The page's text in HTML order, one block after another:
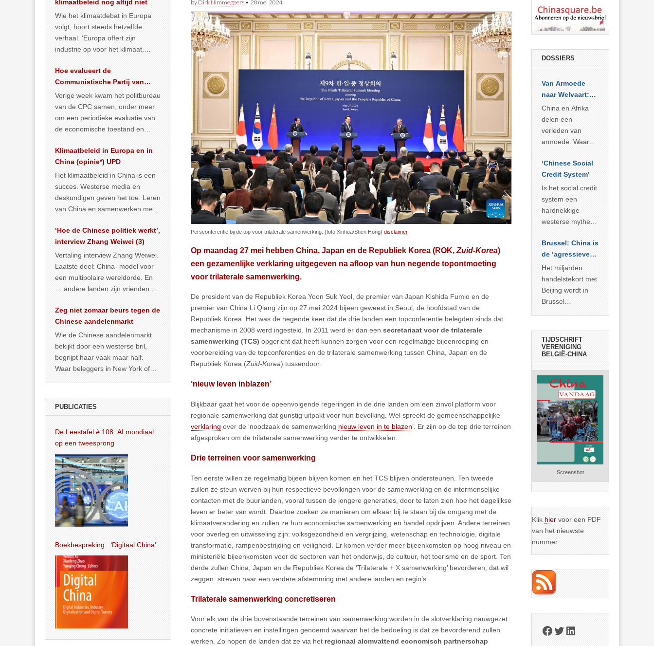
by Dirk Nimmegeers • 28 mei 2024
Persconferentie bij de top voor trilaterale samenwerking. (foto Xinhua/Shen Hong) disclaimer
Op maandag 27 mei hebben China, Japan en de Republiek Korea (ROK, Zuid-Korea)
een gezamenlijke verklaring uitgegeven na afloop van hun negende topontmoeting
voor trilaterale samenwerking.
De president van de Republiek Korea Yoon Suk Yeol, de premier van Japan Kishida Fumio en de
premier van China Li Qiang zijn op 27 mei 2024 bijeen geweest in Seoul, de hoofdstad van de
Republiek Korea. Het was de negende keer dat de drie landen een topconferentie belegden sinds dat
mechanisme in 2008 werd ingesteld. In 2011 werd er dan een secretariaat voor de trilaterale
samenwerking (TCS) opgericht dat heeft kunnen zorgen voor een regelmatige bijeenroeping en
voorbereiding van de topconferenties en de trilaterale samenwerking tussen China, Japan en de
Republiek Korea (Zuid-Korea) tussendoor.
‘nieuw leven inblazen’
Blijkbaar gaat het voor de opeenvolgende regeringen in de drie landen om een zinvol platform voor
regionale samenwerking dat gunstig uitpakt voor hun bevolking. Wel spreekt de gemeenschappelijke
verklaring over de ‘noodzaak de samenwerking nieuw leven in te blazen’. Er zijn op de top drie terreinen
afgesproken om de trilaterale samenwerking verder te ontwikkelen.
Drie terreinen voor samenwerking
Ten eerste willen ze regelmatig bijeen blijven komen en het TCS blijven ondersteunen. Ten tweede
zullen ze steun werven bij hun respectieve bevolkingen voor de samenwerking en de intermenselijke
contacten met de buurlanden, vooral tussen de jongere generaties, door te laten zien hoe het dagelijkse
leven er beter van wordt. Daartoe zoeken ze manieren om elkaar bij te staan bij de omgang met de
klimaatverandering en zullen ze hun economische samenwerking en handel opdrijven. Andere terreinen
voor overleg en uitwisseling zijn: volksgezondheid en vergrijzing, wetenschap en technologie, digitale
transformatie, rampenbestrijding en veiligheid. Er komen verder meer bijeenkomsten op hoog niveau en
ministeriële bijeenkomsten voor de sectoren van het onderwijs, de cultuur, het toerisme en de sport. Ten
derde zullen China, Japan en de Republiek Korea de ‘Trilaterale + X samenwerking’ bevorderen, dat wil
zeggen: streven naar een verdere afstemming met andere landen en regio’s.
Trilaterale samenwerking concretiseren
Voor elk van de drie bovenstaande terreinen van samenwerking worden in de slotverklaring nauwgezet
concrete initiatieven en instellingen genoemd waarvan het de bedoeling is dat ze bevorderend zullen
werken. Zo hopen de landen dat ze via het regionaal alomvattend economisch partnerschap
klimaatbeleid nog altijd niet
Wie het klimaatdebat in Europa
volgt, hoort steeds hetzelfde
verhaal. ‘Europa offert zijn
industrie op voor het klimaat,
vergroening… >> lees meer
Hoe evalueert de
Communistische Partij van
China de economische
toestand?
Vorige week kwam het politbureau
van de CPC samen, onder meer
om een periodieke evaluatie van
de economische toestand en
publiceerden… >> lees meer
Klimaatbeleid in Europa en in
China (opinie*) UPD
Het klimaatbeleid in China is een
succes. Westerse media en
deskundigen geven het toe. Leren
van China en samenwerken met
… >> lees meer
‘Hoe de Chinese politiek werkt’,
interview Zhang Weiwei (3)
Vertaling interview Zhang Weiwei.
Laatste deel: China- model voor
een multipolaire wereldorde. En
… andere landen zijn vrienden of
Zeg niet zomaar beurs tegen de
Chinese aandelenmarkt
Wie de Chinese aandelenmarkt
bekijkt door een westerse bril,
begrijpt haar vaak maar half.
Waar beleggers in New York of
PUBLICATIES
De Leestafel # 108: AI mondiaal
op een tweesprong
Boekbespreking: ‘Digitaal China’
DOSSIERS
Van Armoede
naar Welvaart:
Wat Afrika kan
leren van
China’s
economisch
China en Afrika
delen een
verleden van
armoede. Waar
voorbije veertig
jaar in slaagde
meer dan 800
miljoen mensen
uit de armoede
… >> lees meer
‘Chinese Social
Credit System’
Is het social credit
system een
hardnekkige
westerse mythe of
realiteit in China?
Brussel: China is
de ‘agressieve
schuldige’
Het miljarden
handelstekort met
Beijing wordt in
Brussel
economische
agressie. In
werkelijkheid
verhult die
spectaculaire
rekensom vooral
de industriële
achterstand die
… >> lees meer
TIJDSCHRIFT
VERENIGING
BELGIË-CHINA
Screenshot
Klik hier voor een PDF
van het nieuwste
nummer
Facebook
Twitter
LinkedIn